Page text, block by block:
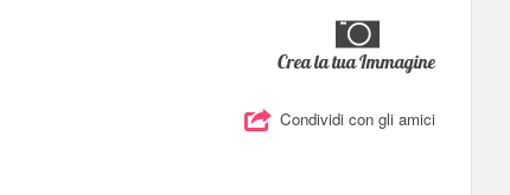
Crea la tua Immagine
Condividi con gli amici